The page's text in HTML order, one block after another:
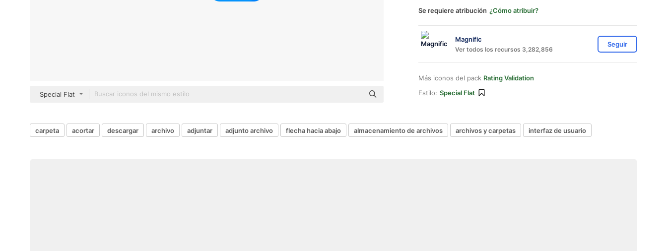
Special Flat
Se requiere atribución ¿Cómo atribuir?
Magnific
Ver todos los recursos 3,282,856
Seguir
Más iconos del pack Rating Validation
Estilo: Special Flat
carpeta acortar descargar archivo adjuntar adjunto archivo flecha hacia abajo almacenamiento de archivos archivos y carpetas interfaz de usuario